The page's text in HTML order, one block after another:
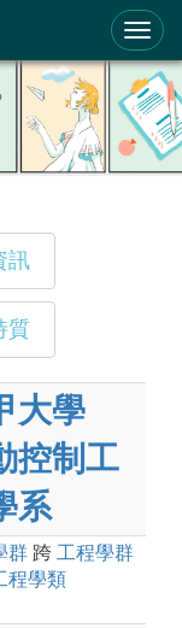
訊
質
大學
控制工
系
群 跨 工程學群
程學類